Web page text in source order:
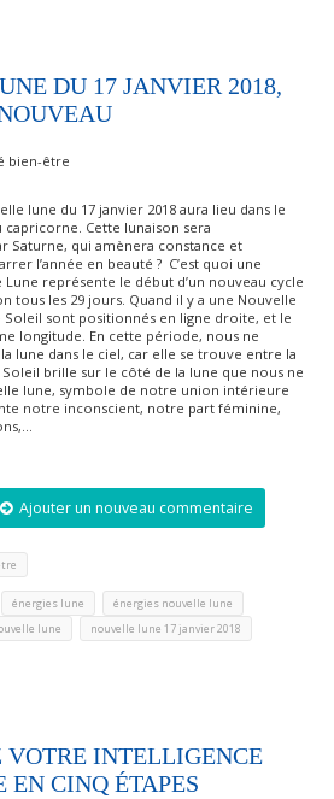
DU 17 JANVIER 2018,
bien-être
lune du 17 janvier 2018 aura lieu dans le
capricorne. Cette lunaison sera
Saturne, qui amènera constance et
l’année en beauté ? C’est quoi une
Lune représente le début d’un nouveau cycle
tous les 29 jours. Quand il y a une Nouvelle
Soleil sont positionnés en ligne droite, et le
longitude. En cette période, nous ne
lune dans le ciel, car elle se trouve entre la
brille sur le côté de la lune que nous ne
lune, symbole de notre union intérieure
notre inconscient, notre part féminine,
Ajouter un nouveau commentaire
énergies lune énergies nouvelle lune
lune nouvelle lune 17 janvier 2018
VOTRE INTELLIGENCE
CINQ ÉTAPES